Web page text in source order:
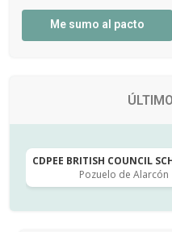
Me sumo al pacto
CDPEE BRITISH COUNCIL
Pozuelo de Alarcón